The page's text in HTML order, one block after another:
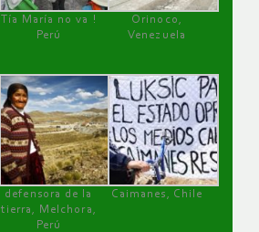
Tía María no va !
Perú
Orinoco,
Venezuela
defensora de la
tierra, Melchora,
Perú
Caimanes, Chile